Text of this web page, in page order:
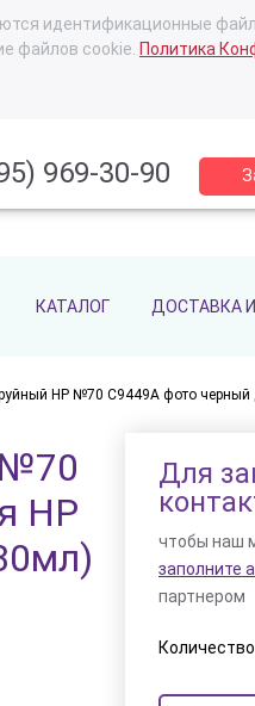
идентификационные
файлов cookie. Политика
969-30-90
КАТАЛОГ ДОСТАВКА
HP №70 C9449A фото
№70
HP
Для
чтобы наш
заполните
партнером